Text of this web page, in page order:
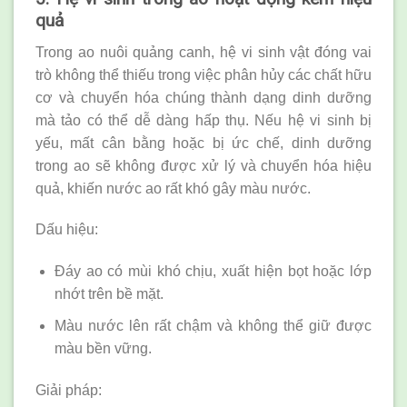
quả
Trong ao nuôi quảng canh, hệ vi sinh vật đóng vai
trò không thể thiếu trong việc phân hủy các chất hữu
cơ và chuyển hóa chúng thành dạng dinh dưỡng
mà tảo có thể dễ dàng hấp thụ. Nếu hệ vi sinh bị
yếu, mất cân bằng hoặc bị ức chế, dinh dưỡng
trong ao sẽ không được xử lý và chuyển hóa hiệu
quả, khiến nước ao rất khó gây màu nước.
Dấu hiệu:
Đáy ao có mùi khó chịu, xuất hiện bọt hoặc lớp
nhớt trên bề mặt.
Màu nước lên rất chậm và không thể giữ được
màu bền vững.
Giải pháp: